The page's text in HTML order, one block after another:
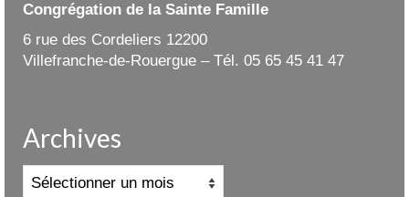
Congrégation de la Sainte Famille
6 rue des Cordeliers 12200
Villefranche-de-Rouergue – Tél. 05 65 45 41 47
Archives
Archives